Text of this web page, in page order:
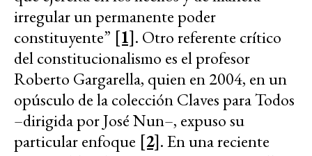
irregular un permanente poder
constituyente” [1]. Otro referente crítico
del constitucionalismo es el profesor
Roberto Gargarella, quien en 2004, en un
opúsculo de la colección Claves para Todos
–dirigida por José Nun–, expuso su
particular enfoque [2]. En una reciente